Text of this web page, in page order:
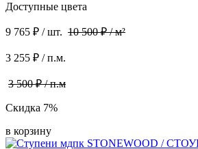
Доступные цвета
9 765 ₽ / шт. 10 500 ₽ / м²
3 255 ₽ / п.м.
3 500 ₽ / п.м
Скидка 7%
в корзину